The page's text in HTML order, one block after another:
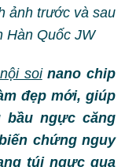
ảnh trước và sau
Hàn Quốc JW
soinano chip
đẹp mới, giúp
bầu ngực căng
chứng nguy
túi ngực qua